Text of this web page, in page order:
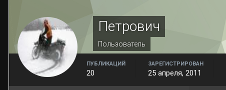
Петрович
Пользователь
ПУБЛИКАЦИЙ
20
ЗАРЕГИСТРИРОВАН
25 апреля, 2011